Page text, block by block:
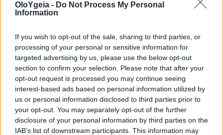
OloYgeia - Do Not Process My Personal
Information
If you wish to opt-out of the sale, sharing to third parties, or
processing of your personal or sensitive information for
targeted advertising by us, please use the below opt-out
section to confirm your selection. Please note that after your
opt-out request is processed you may continue seeing
interest-based ads based on personal information utilized by
us or personal information disclosed to third parties prior to
your opt-out. You may separately opt-out of the further
disclosure of your personal information by third parties on the
IAB’s list of downstream participants. This information may
ΖΩΑ ΣΥΝΤΡΟΦΙΑΣ